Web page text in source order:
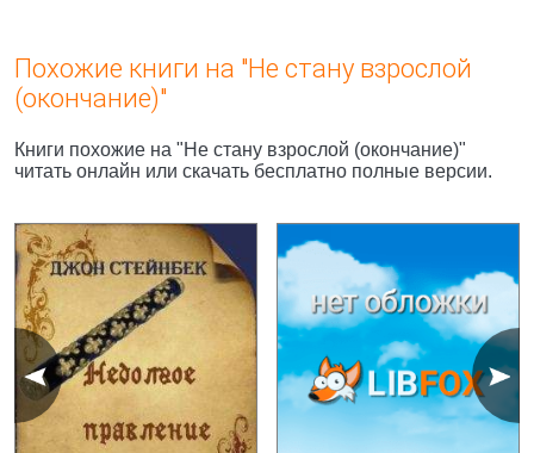
Похожие книги на "Не стану взрослой
(окончание)"
Книги похожие на "Не стану взрослой (окончание)"
читать онлайн или скачать бесплатно полные версии.